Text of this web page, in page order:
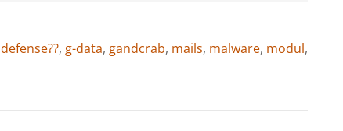
defense??, g-data, gandcrab, mails, malware, modul,